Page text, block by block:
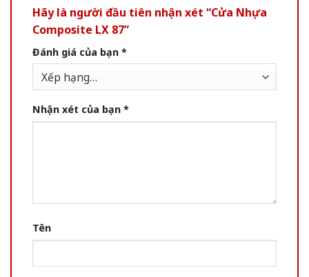
Hãy là người đầu tiên nhận xét “Cửa Nhựa
Composite LX 87”
Đánh giá của bạn *
Nhận xét của bạn *
Tên